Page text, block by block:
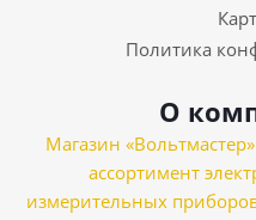
Политика
О
Магазин
ассортимент
измерительных